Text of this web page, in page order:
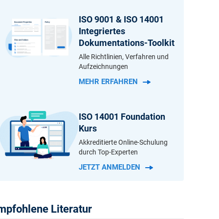
ISO 9001 & ISO 14001
Integriertes
Dokumentations-Toolkit
Alle Richtlinien, Verfahren und
Aufzeichnungen
MEHR ERFAHREN
ISO 14001 Foundation
Kurs
Akkreditierte Online-Schulung
durch Top-Experten
JETZT ANMELDEN
Literatur